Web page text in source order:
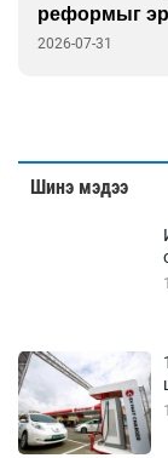
реформыг
Templeton”-
2026-07-31
Шинэ мэдээ